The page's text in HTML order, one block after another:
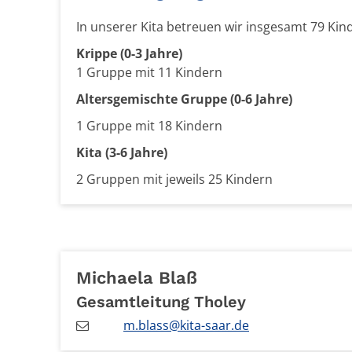
In unserer Kita betreuen wir insgesamt 79
Krippe (0-3 Jahre)
1 Gruppe mit 11 Kindern
Altersgemischte Gruppe (0-6 Jahre)
1 Gruppe mit 18 Kindern
Kita (3-6 Jahre)
2 Gruppen mit jeweils 25 Kindern
Michaela Blaß
Gesamtleitung Tholey
m.blass@kita-saar.de